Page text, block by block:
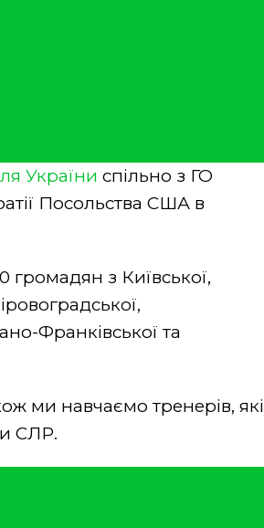
України спільно з ГО
Посольства США в
громадян з Київської,
Франківської та
ми навчаємо тренерів, які
СЛР.